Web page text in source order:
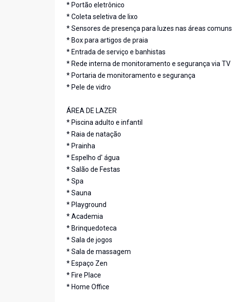
* Portão eletrônico
* Coleta seletiva de lixo
* Sensores de presença para luzes nas áreas comuns
* Box para artigos de praia
* Entrada de serviço e banhistas
* Rede interna de monitoramento e segurança via TV
* Portaria de monitoramento e segurança
* Pele de vidro
ÁREA DE LAZER
* Piscina adulto e infantil
* Raia de natação
* Prainha
* Espelho d' água
* Salão de Festas
* Spa
* Sauna
* Playground
* Academia
* Brinquedoteca
* Sala de jogos
* Sala de massagem
* Espaço Zen
* Fire Place
* Home Office